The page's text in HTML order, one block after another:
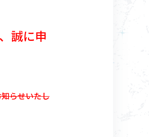
About
Chronicle
誠に申
らせいたし